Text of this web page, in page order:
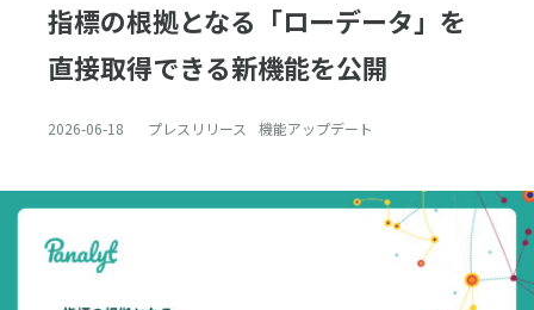
お役立ち記事
採用
指標の根拠となる「ローデータ」を
直接取得できる新機能を公開
2026-06-18 プレスリリース 機能アップデート